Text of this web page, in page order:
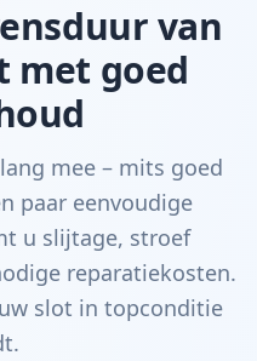
van
met goed
mee – mits goed
paar eenvoudige
u slijtage, stroef
reparatiekosten.
slot in topconditie